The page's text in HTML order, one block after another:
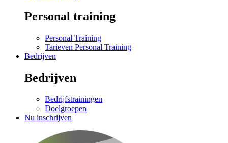
Personal training
Personal Training
Tarieven Personal Training
Bedrijven
Bedrijven
Bedrijfstrainingen
Doelgroepen
Nu inschrijven